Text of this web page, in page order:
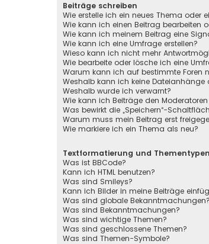
Beiträge schreiben
Wie erstelle ich ein neues Thema oder
Wie kann ich einen Beitrag bearbeiten
Wie kann ich meinem Beitrag eine
Wie kann ich eine Umfrage erstellen?
Wieso kann ich nicht mehr
Wie bearbeite oder lösche ich eine
Warum kann ich auf bestimmte Foren
Weshalb kann ich keine Dateianhänge
Weshalb wurde ich verwarnt?
Wie kann ich Beiträge den
Was bewirkt die „Speichern“-
Warum muss mein Beitrag erst
Wie markiere ich ein Thema als neu?
Textformatierung und Thementypen
Was ist BBCode?
Kann ich HTML benutzen?
Was sind Smileys?
Kann ich Bilder in meine Beiträge
Was sind globale Bekanntmachungen?
Was sind Bekanntmachungen?
Was sind wichtige Themen?
Was sind geschlossene Themen?
Was sind Themen-Symbole?